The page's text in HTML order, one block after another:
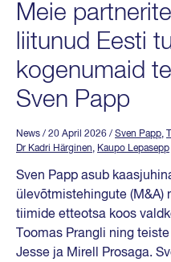
Meie
liitunud Eesti
kogenumaid
Sven Papp
News / 20 April 2026 / Sven Papp,
Dr Kadri Härginen, Kaupo Lepasepp
Sven Papp asub
ülevõtmistehingute (M&A)
tiimide etteotsa koos
Toomas Prangli ning
Jesse ja Mirell Prosaga.